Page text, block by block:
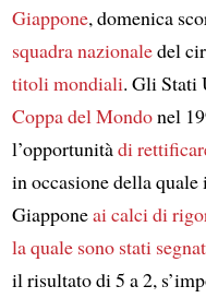
Giappone, domenica
squadra nazionaledel
titoli mondiali. Gli Stati
Coppa del Mondonel
l’opportunitàdi
in occasione della
Giapponeai calci di
la quale sono stati
il risultato di 5 a 2,